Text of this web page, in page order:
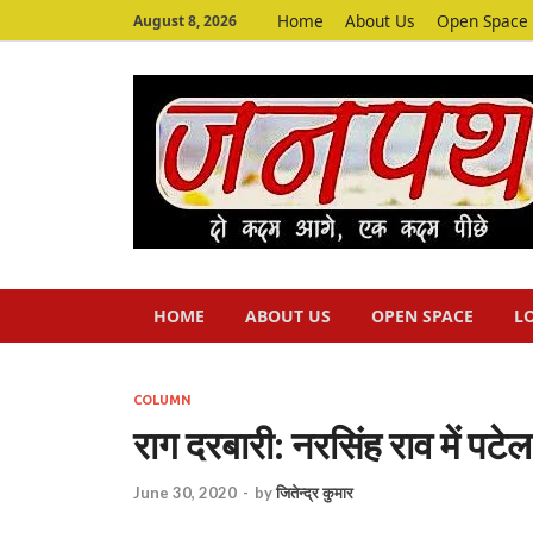
August 8, 2026 Home About Us Open Space
HOME ABOUT US OPEN SPACE
COLUMN
राग दरबारी: नरसिंह राव में
June 30, 2020 - byजितेन्द्र कुमार